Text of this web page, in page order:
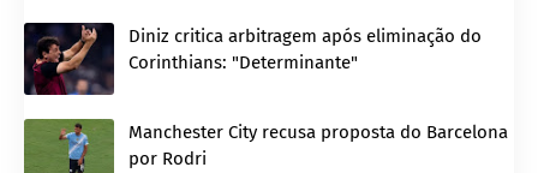
Diniz critica arbitragem após eliminação do
Corinthians: "Determinante"
Manchester City recusa proposta do Barcelona
por Rodri